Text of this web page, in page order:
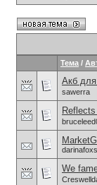
Тема /
Акб для
sawerra
darinafoxs
We